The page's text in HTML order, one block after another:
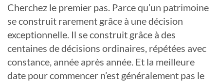
Cherchez le premier pas. Parce qu’un patrimoine
se construit rarement grâce à une décision
exceptionnelle. Il se construit grâce à des
centaines de décisions ordinaires, répétées avec
constance, année après année. Et la meilleure
date pour commencer n’est généralement pas le